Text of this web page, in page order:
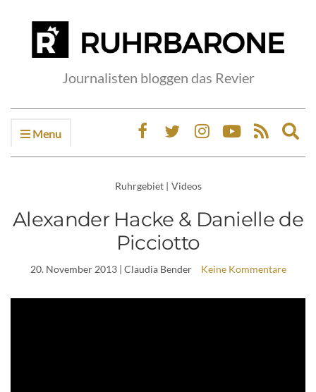
Journalisten bloggen das Revier
Menu
Ruhrgebiet | Videos
Alexander Hacke & Danielle de
Picciotto
20. November 2013| Claudia Bender Keine Kommentare